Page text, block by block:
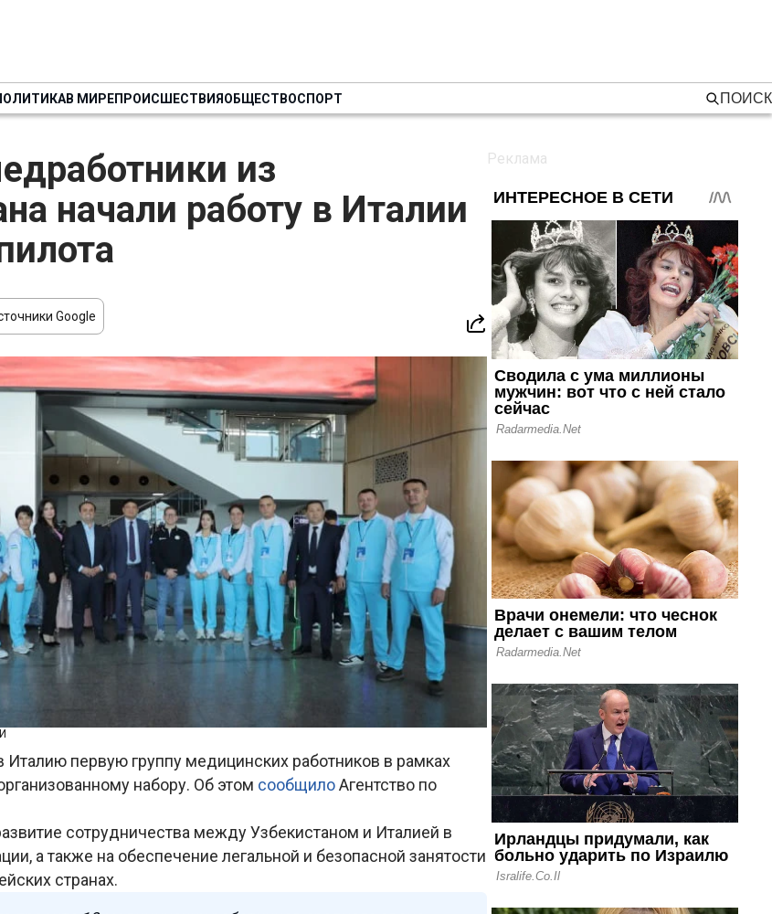
В МИРЕПРОИСШЕСТВИЯОБЩЕСТВОСПОРТ ПОИСК
из
начали работу в Италии
Google
Италию первую группу медицинских работников в рамках
набору. Об этом сообщилоАгентство по
сотрудничества между Узбекистаном и Италией в
а также на обеспечение легальной и безопасной занятости
странах.